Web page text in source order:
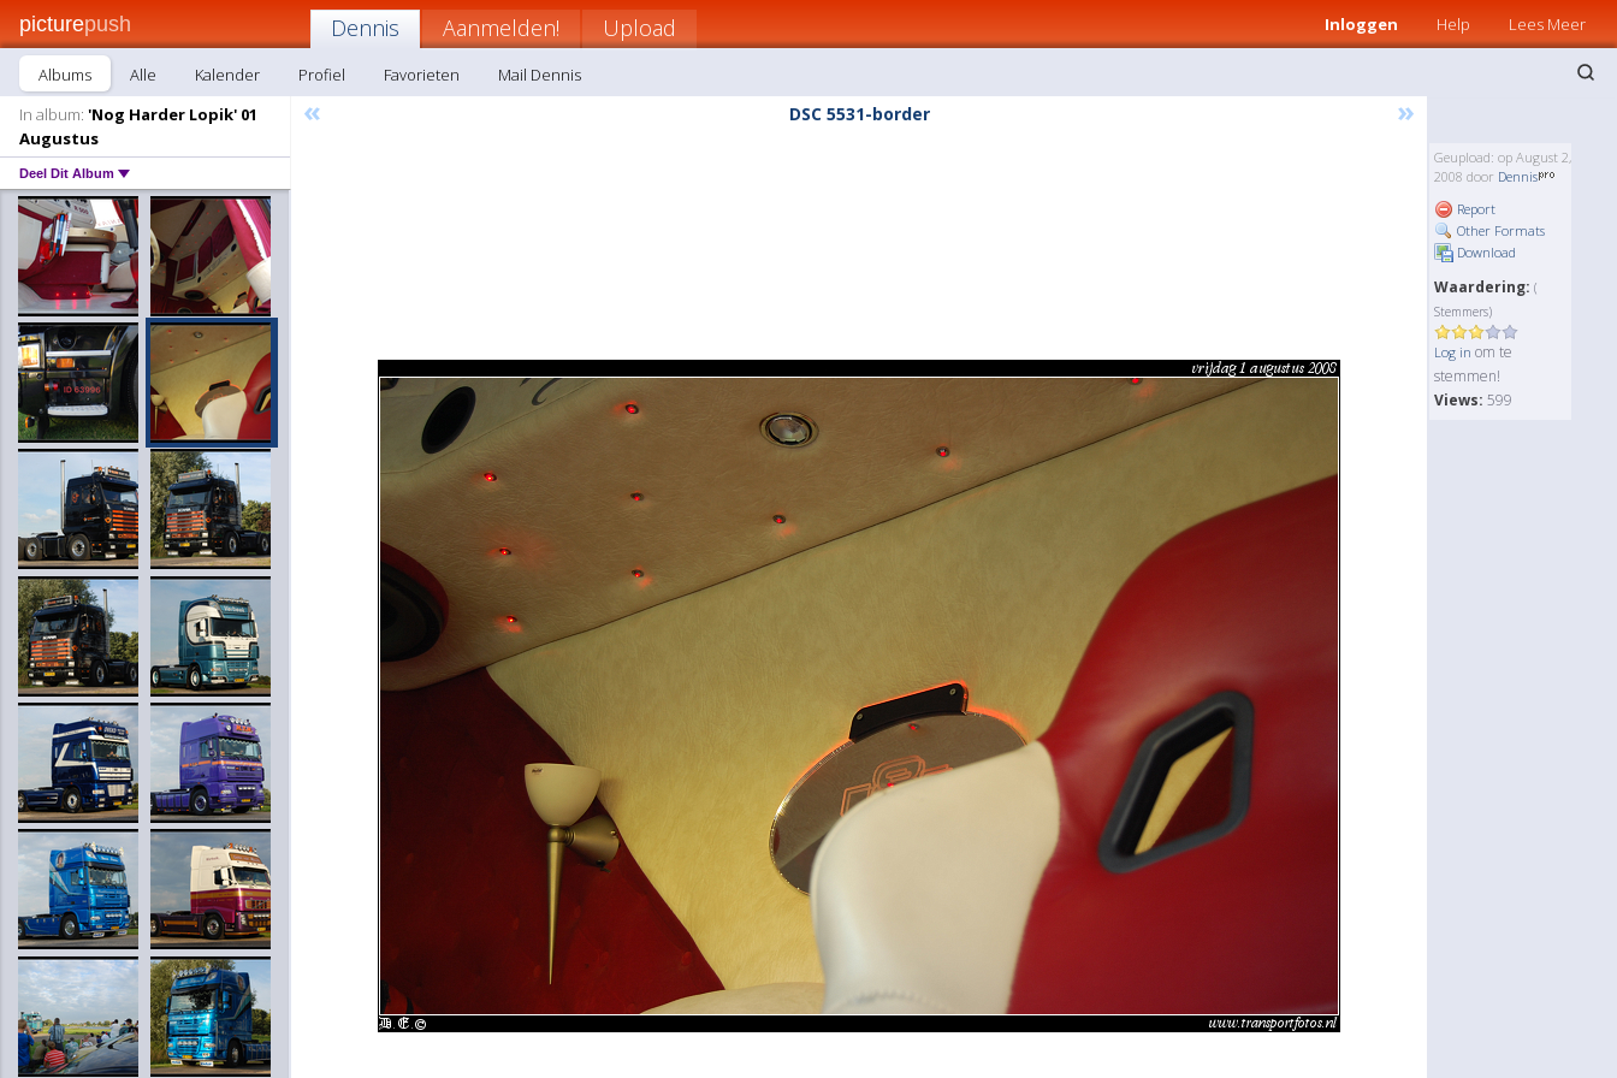
picturepush Inloggen Help Lees Meer
Dennis Aanmelden! Upload
Albums Alle Kalender Profiel Favorieten
Mail Dennis
In album: 'Nog Harder Lopik' 01
Augustus
Deel Dit Album
« DSC 5531-border »
Geupload: op August 2,
2008 door Dennis
Report
Other Formats
Download
Waardering: (
Stemmers)
Log in om te
stemmen!
Views: 599